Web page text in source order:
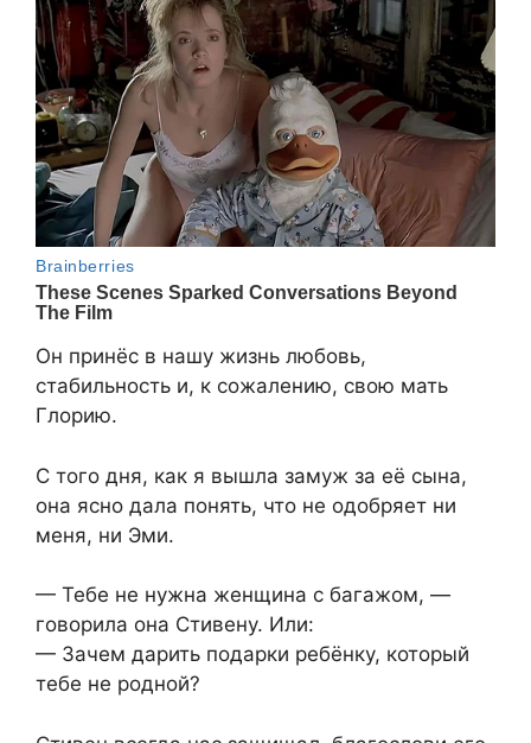
Он принёс в нашу жизнь любовь,
стабильность и, к сожалению, свою мать
Глорию.
С того дня, как я вышла замуж за её сына,
она ясно дала понять, что не одобряет ни
меня, ни Эми.
— Тебе не нужна женщина с багажом, —
говорила она Стивену. Или:
— Зачем дарить подарки ребёнку, который
тебе не родной?